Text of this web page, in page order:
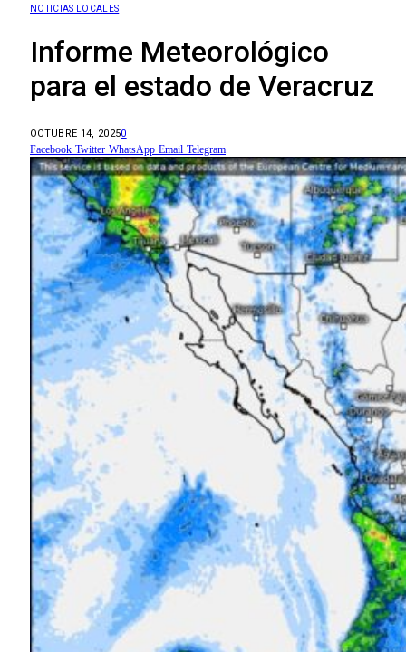
NOTICIAS LOCALES
Informe Meteorológico
para el estado de Veracruz
OCTUBRE 14, 20250
Facebook Twitter WhatsApp Email Telegram